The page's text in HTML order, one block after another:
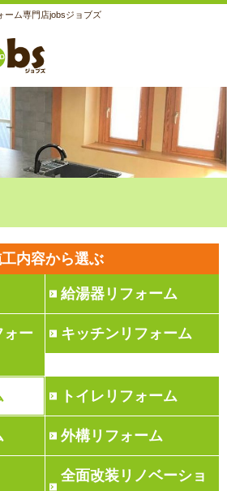
ーム専門店jobsジョブズ
内容から選ぶ
給湯器リフォーム
ォー
キッチンリフォーム
トイレリフォーム
外構リフォーム
全面改装リノベーショ